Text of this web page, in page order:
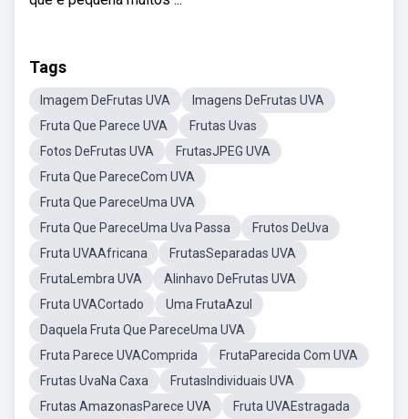
Tags
Imagem DeFrutas UVA
Imagens DeFrutas UVA
Fruta Que Parece UVA
Frutas Uvas
Fotos DeFrutas UVA
FrutasJPEG UVA
Fruta Que PareceCom UVA
Fruta Que PareceUma UVA
Fruta Que PareceUma Uva Passa
Frutos DeUva
Fruta UVAAfricana
FrutasSeparadas UVA
FrutaLembra UVA
Alinhavo DeFrutas UVA
Fruta UVACortado
Uma FrutaAzul
Daquela Fruta Que PareceUma UVA
Fruta Parece UVAComprida
FrutaParecida Com UVA
Frutas UvaNa Caxa
FrutasIndividuais UVA
Frutas AmazonasParece UVA
Fruta UVAEstragada